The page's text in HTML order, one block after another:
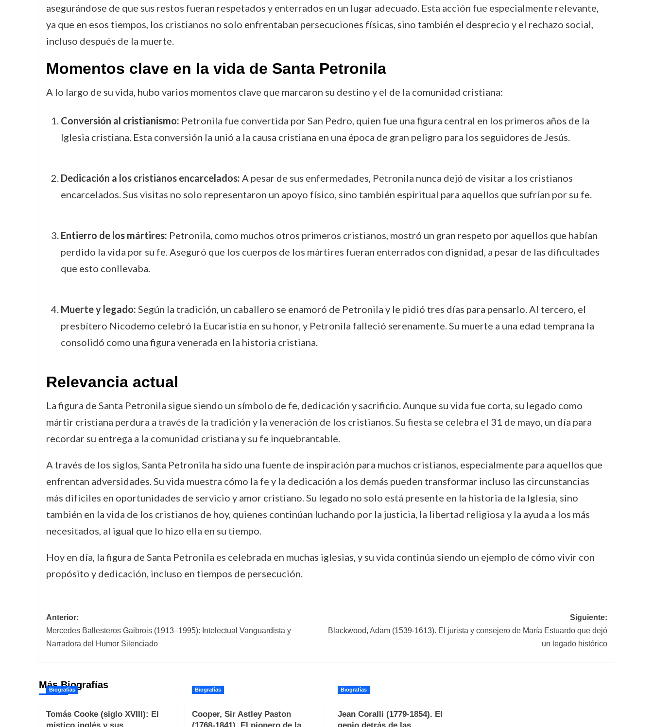
asegurándose de que sus restos fueran respetados y enterrados en un lugar adecuado. Esta acción fue especialmente relevante,
ya que en esos tiempos, los cristianos no solo enfrentaban persecuciones físicas, sino también el desprecio y el rechazo social,
incluso después de la muerte.
Momentos clave en la vida de Santa Petronila
A lo largo de su vida, hubo varios momentos clave que marcaron su destino y el de la comunidad cristiana:
Conversión al cristianismo: Petronila fue convertida por San Pedro, quien fue una figura central en los primeros años de la
Iglesia cristiana. Esta conversión la unió a la causa cristiana en una época de gran peligro para los seguidores de Jesús.
Dedicación a los cristianos encarcelados: A pesar de sus enfermedades, Petronila nunca dejó de visitar a los cristianos
encarcelados. Sus visitas no solo representaron un apoyo físico, sino también espiritual para aquellos que sufrían por su fe.
Entierro de los mártires: Petronila, como muchos otros primeros cristianos, mostró un gran respeto por aquellos que habían
perdido la vida por su fe. Aseguró que los cuerpos de los mártires fueran enterrados con dignidad, a pesar de las dificultades
que esto conllevaba.
Muerte y legado: Según la tradición, un caballero se enamoró de Petronila y le pidió tres días para pensarlo. Al tercero, el
presbítero Nicodemo celebró la Eucaristía en su honor, y Petronila falleció serenamente. Su muerte a una edad temprana la
consolidó como una figura venerada en la historia cristiana.
Relevancia actual
La figura de Santa Petronila sigue siendo un símbolo de fe, dedicación y sacrificio. Aunque su vida fue corta, su legado como
mártir cristiana perdura a través de la tradición y la veneración de los cristianos. Su fiesta se celebra el 31 de mayo, un día para
recordar su entrega a la comunidad cristiana y su fe inquebrantable.
A través de los siglos, Santa Petronila ha sido una fuente de inspiración para muchos cristianos, especialmente para aquellos que
enfrentan adversidades. Su vida muestra cómo la fe y la dedicación a los demás pueden transformar incluso las circunstancias
más difíciles en oportunidades de servicio y amor cristiano. Su legado no solo está presente en la historia de la Iglesia, sino
también en la vida de los cristianos de hoy, quienes continúan luchando por la justicia, la libertad religiosa y la ayuda a los más
necesitados, al igual que lo hizo ella en su tiempo.
Hoy en día, la figura de Santa Petronila es celebrada en muchas iglesias, y su vida continúa siendo un ejemplo de cómo vivir con
propósito y dedicación, incluso en tiempos de persecución.
Navegación
de
Anterior:
Mercedes Ballesteros Gaibrois (1913–1995): Intelectual Vanguardista y
Narradora del Humor Silenciado
Siguiente:
Blackwood, Adam (1539-1613). El jurista y consejero de María Estuardo que dejó
un legado histórico
Más Biografías
Biografías
Tomás Cooke (siglo XVIII): El
Biografías
Cooper, Sir Astley Paston
Biografías
Jean Coralli (1779-1854). El